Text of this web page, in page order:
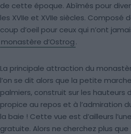
de cette époque. Abîmés pour
les XVIIe et XVIIe siècles.
coup d’oeil pour ceux qui n’ont
monastère d’Ostrog.
La principale attraction du
l’on se dit alors que la petite
palmiers, construit sur les hauteurs
propice au repos et à l’admiration
la baie ! Cette vue est d’ailleurs
gratuite. Alors ne cherchez plus